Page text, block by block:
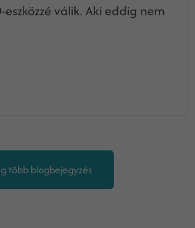
eszközzé válik. Aki eddig nem
több blogbejegyzés